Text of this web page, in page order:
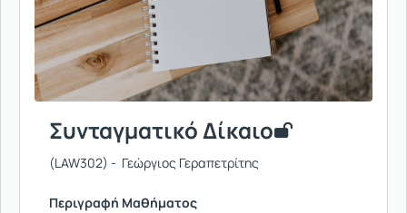
Συνταγματικό Δίκαιο
(LAW302) - Γεώργιος Γεραπετρίτης
Περιγραφή Μαθήματος